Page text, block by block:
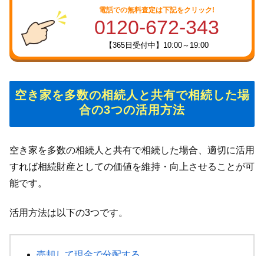
電話での無料査定は下記をクリック!
0120-672-343
【365日受付中】10:00～19:00
空き家を多数の相続人と共有で相続した場
合の3つの活用方法
空き家を多数の相続人と共有で相続した場合、適切に活用
すれば相続財産としての価値を維持・向上させることが可
能です。
活用方法は以下の3つです。